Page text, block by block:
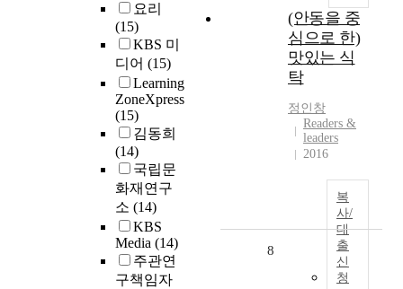
요리
(15)
KBS 미
디어 (15)
Learning
ZoneXpress
(15)
김동희
(14)
국립문
화재연구
소 (14)
KBS
Media (14)
주관연
구책임자
(안동을 중
심으로 한)
맛있는 식
탁
정인창
Readers &
leaders
2016
복
사/
대
출
신
청
8